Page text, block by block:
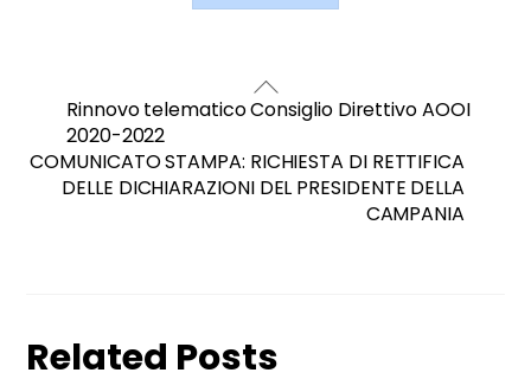
Rinnovo telematico Consiglio Direttivo AOOI
2020-2022
COMUNICATO STAMPA: RICHIESTA DI RETTIFICA
DELLE DICHIARAZIONI DEL PRESIDENTE DELLA
CAMPANIA
Related Posts